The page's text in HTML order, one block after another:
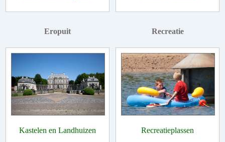
Eropuit
Kastelen en Landhuizen
Recreatie
Recreatieplassen